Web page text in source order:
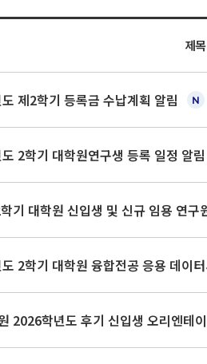
제목
제2학기 등록금 수납계획 알림
2학기 대학원연구생 등록 일정 알림
기 대학원 신입생 및 신규 임용 연
2학기 대학원 융합전공 응용 데이
2026학년도 후기 신입생 오리엔테